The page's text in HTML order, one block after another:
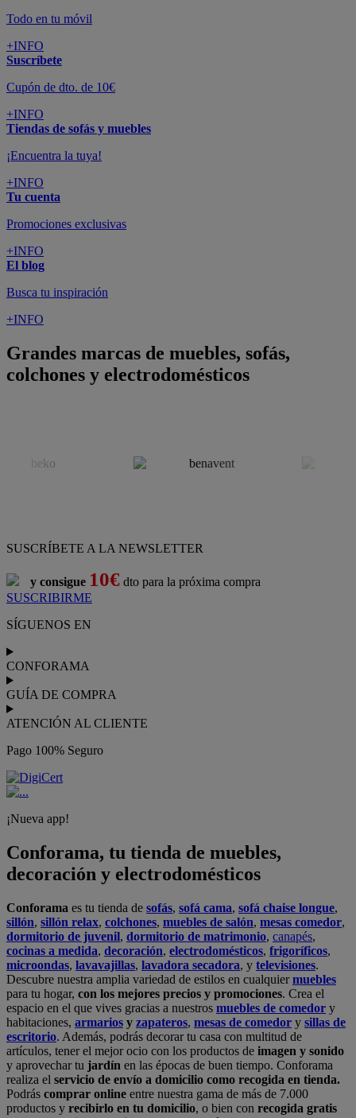
Todo en tu móvil
+INFO
Suscríbete
Cupón de dto. de 10€
+INFO
Tiendas de sofás y muebles
¡Encuentra la tuya!
+INFO
Tu cuenta
Promociones exclusivas
+INFO
El blog
Busca tu inspiración
+INFO
Grandes marcas de muebles, sofás,
colchones y electrodomésticos
SUSCRÍBETE A LA NEWSLETTER
y consigue 10€ dto para la próxima compra
SUSCRIBIRME
SÍGUENOS EN
CONFORAMA
GUÍA DE COMPRA
ATENCIÓN AL CLIENTE
Pago 100% Seguro
¡Nueva app!
Conforama, tu tienda de muebles,
decoración y electrodomésticos
Conforama es tu tienda de sofás, sofá cama, sofá chaise longue,
sillón, sillón relax, colchones, muebles de salón, mesas comedor,
dormitorio de juvenil, dormitorio de matrimonio, canapés,
cocinas a medida, decoración, electrodomésticos, frigoríficos,
microondas, lavavajillas, lavadora secadora, y televisiones.
Descubre nuestra amplia variedad de estilos en cualquiermuebles
para tu hogar, con los mejores precios y promociones. Crea el
espacio en el que vives gracias a nuestros muebles de comedor y
habitaciones, armarios y zapateros, mesas de comedor y sillas de
escritorio. Además, podrás decorar tu casa con multitud de
artículos, tener el mejor ocio con los productos de imagen y sonido
y aprovechar tu jardín en las épocas de buen tiempo. Conforama
realiza el servicio de envío a domicilio como recogida en tienda.
Podrás comprar online entre nuestra gama de más de 7.000
productos y recibirlo en tu domicilio, o bien con recogida gratis